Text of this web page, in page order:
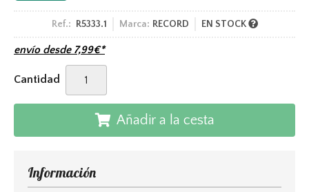
Ref.: R5333.1 Marca: RECORD EN STOCK
envío desde 7,99€*
Cantidad
Añadir a la cesta
Información